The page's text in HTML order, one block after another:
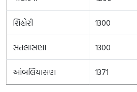
શિહોરી 1300
સતલાસણા 1300
આંબલિયાસણ 1371